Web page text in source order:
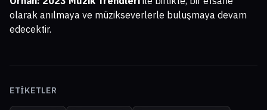
olarak anılmaya ve müzikseverlerle buluşmaya devam
edecektir.
ETIKETLER